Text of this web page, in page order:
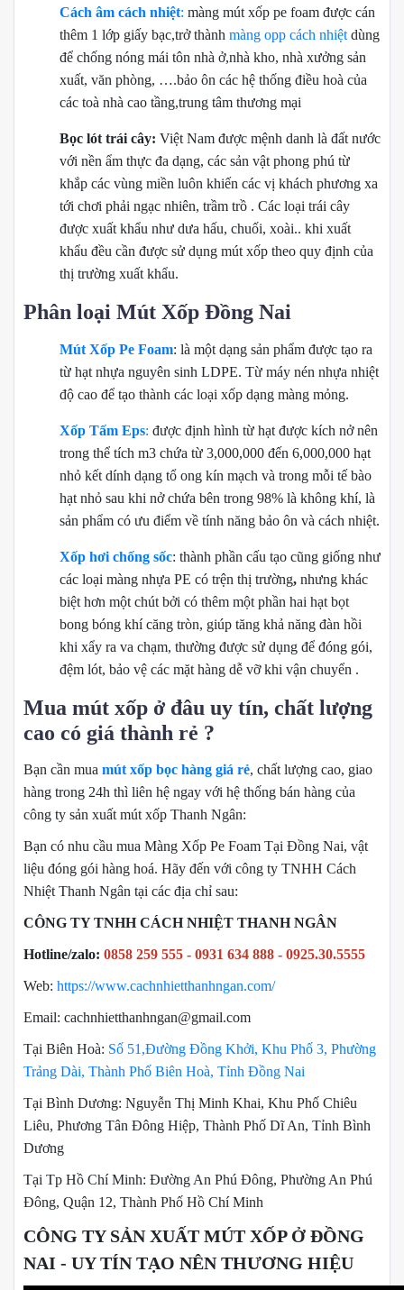
Cách âm cách nhiệt: màng mút xốp pe foam được cán
thêm 1 lớp giấy bạc,trở thành màng opp cách nhiệt dùng
để chống nóng mái tôn nhà ở,nhà kho, nhà xưởng sản
xuất, văn phòng, ….bảo ôn các hệ thống điều hoà của
các toà nhà cao tầng,trung tâm thương mại
Bọc lót trái cây: Việt Nam được mệnh danh là đất nước
với nền ẩm thực đa dạng, các sản vật phong phú từ
khắp các vùng miền luôn khiến các vị khách phương xa
tới chơi phải ngạc nhiên, trầm trồ . Các loại trái cây
được xuất khẩu như dưa hấu, chuối, xoài.. khi xuất
khẩu đều cần được sử dụng mút xốp theo quy định của
thị trường xuất khẩu.
Phân loại Mút Xốp Đồng Nai
Mút Xốp Pe Foam: là một dạng sản phẩm được tạo ra
từ hạt nhựa nguyên sinh LDPE. Từ máy nén nhựa nhiệt
độ cao để tạo thành các loại xốp dạng màng mỏng.
Xốp Tấm Eps: được định hình từ hạt được kích nở nên
trong thể tích m3 chứa từ 3,000,000 đến 6,000,000 hạt
nhỏ kết dính dạng tổ ong kín mạch và trong mỗi tế bào
hạt nhỏ sau khi nở chứa bên trong 98% là không khí, là
sản phẩm có ưu điểm về tính năng bảo ôn và cách nhiệt.
Xốp hơi chống sốc: thành phần cấu tạo cũng giống như
các loại màng nhựa PE có trện thị trường, nhưng khác
biệt hơn một chút bởi có thêm một phần hai hạt bọt
bong bóng khí căng tròn, giúp tăng khả năng đàn hồi
khi xẩy ra va chạm, thường được sử dụng để đóng gói,
đệm lót, bảo vệ các mặt hàng dễ vỡ khi vận chuyển .
Mua mút xốp ở đâu uy tín, chất lượng
cao có giá thành rẻ ?
Bạn cần mua mút xốp bọc hàng giá rẻ, chất lượng cao, giao
hàng trong 24h thì liên hệ ngay với hệ thống bán hàng của
công ty sản xuất mút xốp Thanh Ngân:
Bạn có nhu cầu mua Màng Xốp Pe Foam Tại Đồng Nai, vật
liệu đóng gói hàng hoá. Hãy đến với công ty TNHH Cách
Nhiệt Thanh Ngân tại các địa chỉ sau:
CÔNG TY TNHH CÁCH NHIỆT THANH NGÂN
Hotline/zalo: 0858 259 555 - 0931 634 888 - 0925.30.5555
Web: https://www.cachnhietthanhngan.com/
Email: cachnhietthanhngan@gmail.com
Tại Biên Hoà: Số 51,Đường Đồng Khởi, Khu Phố 3, Phường
Trảng Dài, Thành Phố Biên Hoà, Tỉnh Đồng Nai
Tại Bình Dương: Nguyễn Thị Minh Khai, Khu Phố Chiêu
Liêu, Phương Tân Đông Hiệp, Thành Phố Dĩ An, Tỉnh Bình
Dương
Tại Tp Hồ Chí Minh: Đường An Phú Đông, Phường An Phú
Đông, Quận 12, Thành Phố Hồ Chí Minh
CÔNG TY SẢN XUẤT MÚT XỐP Ở ĐỒNG
NAI - UY TÍN TẠO NÊN THƯƠNG HIỆU